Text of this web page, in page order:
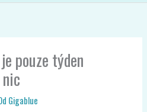
pouze týden
Gigablue